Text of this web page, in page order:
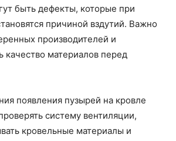
быть дефекты, которые при
причиной вздутий. Важно
производителей и
качество материалов перед
появления пузырей на кровле
систему вентиляции,
кровельные материалы и